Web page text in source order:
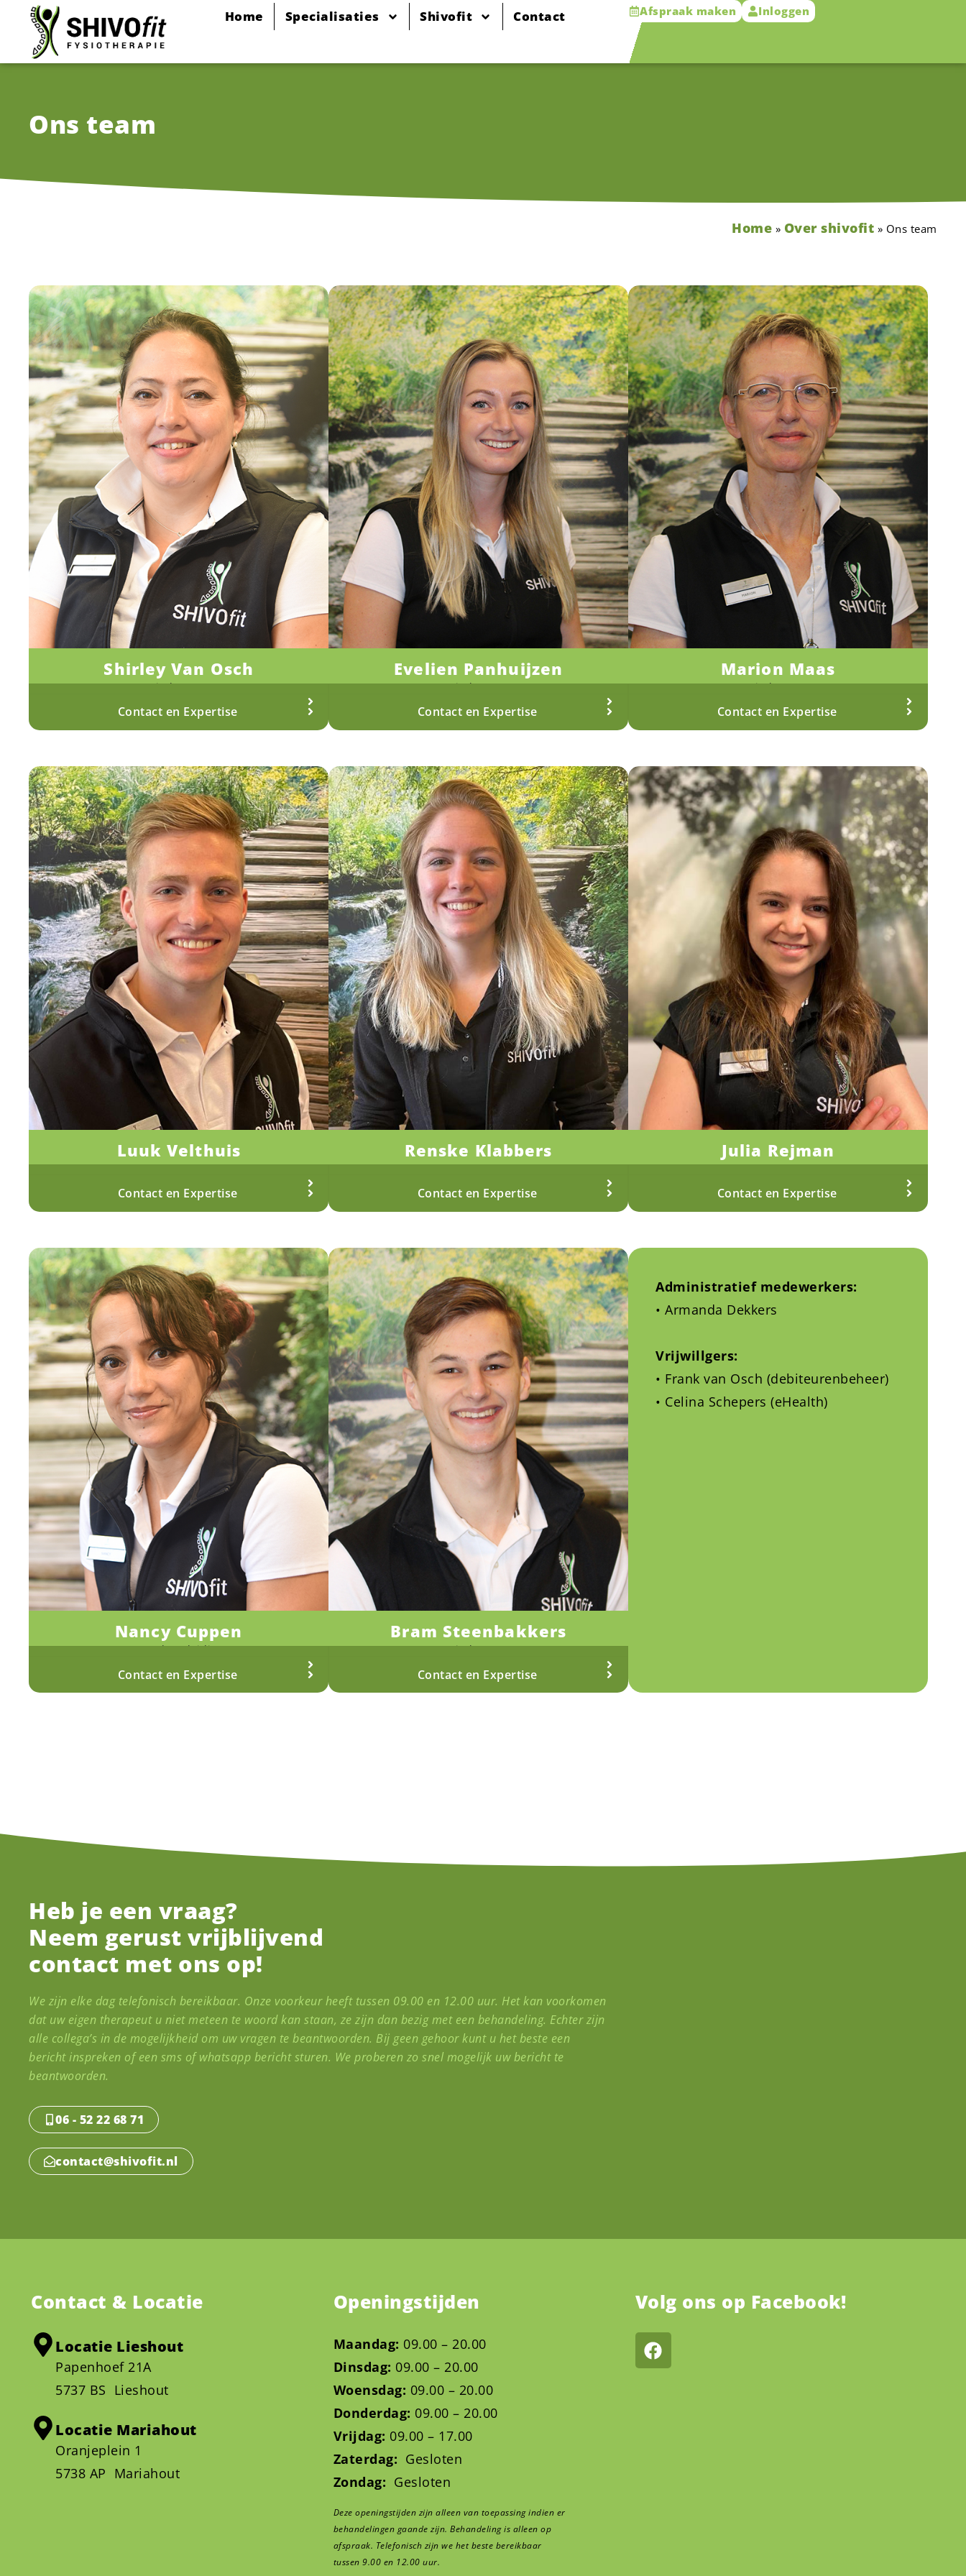
Home Specialisaties Shivofit Contact Afspraak maken Inloggen
Ons team
Home » Over shivofit » Ons team
Shirley Van Osch
Fysiotherapeut
Contact en Expertise
Evelien Panhuijzen
Fysiotherapeut
Contact en Expertise
Marion Maas
Fysiotherapeut
Contact en Expertise
Luuk Velthuis
Fysiotherapeut
Contact en Expertise
Renske Klabbers
Fysiotherapeut
Contact en Expertise
Julia Rejman
Fysiotherapeut
Contact en Expertise
Nancy Cuppen
Sportbegeleiding
Contact en Expertise
Bram Steenbakkers
Fysiotherapeut
Contact en Expertise
Administratief medewerkers:
• Armanda Dekkers
Vrijwillgers:
• Frank van Osch (debiteurenbeheer)
• Celina Schepers (eHealth)
Heb je een vraag?
Neem gerust vrijblijvend
contact met ons op!
We zijn elke dag telefonisch bereikbaar. Onze voorkeur heeft tussen 09.00 en 12.00 uur. Het kan voorkomen
dat uw eigen therapeut u niet meteen te woord kan staan, ze zijn dan bezig met een behandeling. Echter zijn
alle collega’s in de mogelijkheid om uw vragen te beantwoorden. Bij geen gehoor kunt u het beste een
bericht inspreken of een sms of whatsapp bericht sturen. We proberen zo snel mogelijk uw bericht te
beantwoorden.
06 - 52 22 68 71
contact@shivofit.nl
Contact & Locatie
Locatie Lieshout
Papenhoef 21A
5737 BS Lieshout
Locatie Mariahout
Oranjeplein 1
5738 AP Mariahout
Openingstijden
Maandag: 09.00 – 20.00
Dinsdag: 09.00 – 20.00
Woensdag: 09.00 – 20.00
Donderdag: 09.00 – 20.00
Vrijdag: 09.00 – 17.00
Zaterdag: Gesloten
Zondag: Gesloten
Deze openingstijden zijn alleen van toepassing indien er
behandelingen gaande zijn. Behandeling is alleen op
afspraak. Telefonisch zijn we het beste bereikbaar
tussen 9.00 en 12.00 uur.
Volg ons op Facebook!